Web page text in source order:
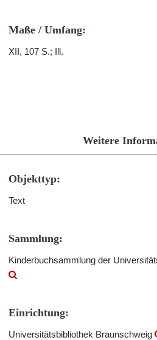
Maße / Umfang:
XII, 107 S.; Ill.
Weitere
Objekttyp:
Text
Sammlung:
Kinderbuchsammlung der
Einrichtung:
Universitätsbibliothek Braunschweig